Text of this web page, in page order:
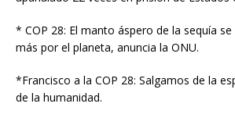
* COP 28: El manto áspero de la sequía
más por el planeta, anuncia la ONU.
*Francisco a la COP 28: Salgamos de la
de la humanidad.